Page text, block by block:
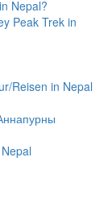
Nepal?
Peak Trek in
Reisen in Nepal